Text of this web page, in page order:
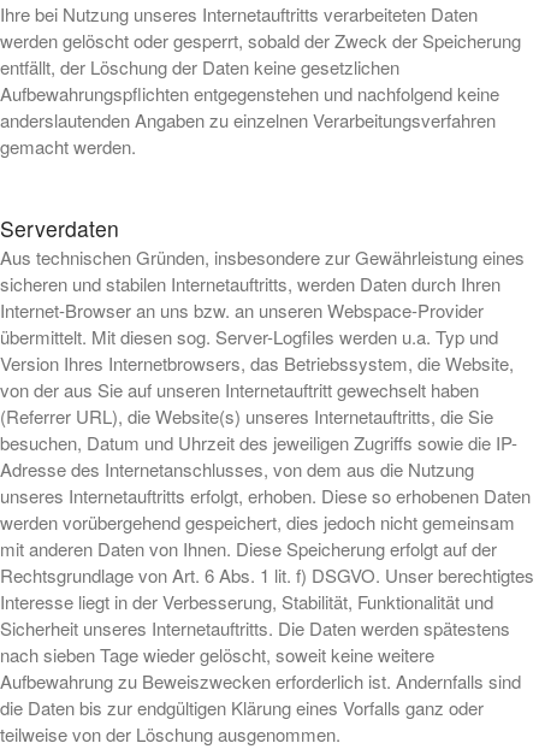
Ihre bei Nutzung unseres Internetauftritts verarbeiteten Daten
werden gelöscht oder gesperrt, sobald der Zweck der Speicherung
entfällt, der Löschung der Daten keine gesetzlichen
Aufbewahrungspflichten entgegenstehen und nachfolgend keine
anderslautenden Angaben zu einzelnen Verarbeitungsverfahren
gemacht werden.
Serverdaten
Aus technischen Gründen, insbesondere zur Gewährleistung eines
sicheren und stabilen Internetauftritts, werden Daten durch Ihren
Internet-Browser an uns bzw. an unseren Webspace-Provider
übermittelt. Mit diesen sog. Server-Logfiles werden u.a. Typ und
Version Ihres Internetbrowsers, das Betriebssystem, die Website,
von der aus Sie auf unseren Internetauftritt gewechselt haben
(Referrer URL), die Website(s) unseres Internetauftritts, die Sie
besuchen, Datum und Uhrzeit des jeweiligen Zugriffs sowie die IP-
Adresse des Internetanschlusses, von dem aus die Nutzung
unseres Internetauftritts erfolgt, erhoben. Diese so erhobenen Daten
werden vorübergehend gespeichert, dies jedoch nicht gemeinsam
mit anderen Daten von Ihnen. Diese Speicherung erfolgt auf der
Rechtsgrundlage von Art. 6 Abs. 1 lit. f) DSGVO. Unser berechtigtes
Interesse liegt in der Verbesserung, Stabilität, Funktionalität und
Sicherheit unseres Internetauftritts. Die Daten werden spätestens
nach sieben Tage wieder gelöscht, soweit keine weitere
Aufbewahrung zu Beweiszwecken erforderlich ist. Andernfalls sind
die Daten bis zur endgültigen Klärung eines Vorfalls ganz oder
teilweise von der Löschung ausgenommen.